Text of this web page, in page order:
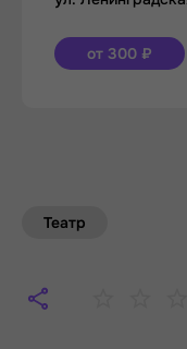
от 300 ₽
Театр